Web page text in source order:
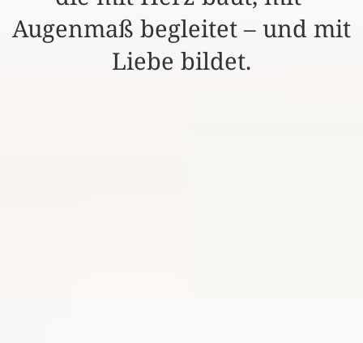
Augenmaß begleitet – und mit
Liebe bildet.